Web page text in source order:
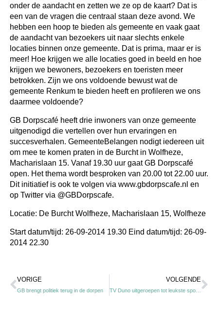
onder de aandacht en zetten we ze op de kaart? Dat is
een van de vragen die centraal staan deze avond. We
hebben een hoop te bieden als gemeente en vaak gaat
de aandacht van bezoekers uit naar slechts enkele
locaties binnen onze gemeente. Dat is prima, maar er is
meer! Hoe krijgen we alle locaties goed in beeld en hoe
krijgen we bewoners, bezoekers en toeristen meer
betrokken. Zijn we ons voldoende bewust wat de
gemeente Renkum te bieden heeft en profileren we ons
daarmee voldoende?
GB Dorpscafé heeft drie inwoners van onze gemeente
uitgenodigd die vertellen over hun ervaringen en
succesverhalen. GemeenteBelangen nodigt iedereen uit
om mee te komen praten in de Burcht in Wolfheze,
Macharislaan 15. Vanaf 19.30 uur gaat GB Dorpscafé
open. Het thema wordt besproken van 20.00 tot 22.00 uur.
Dit initiatief is ook te volgen via www.gbdorpscafe.nl en
op Twitter via @GBDorpscafe.
Locatie: De Burcht Wolfheze, Macharislaan 15, Wolfheze
Start datum/tijd: 26-09-2014 19.30 Eind datum/tijd: 26-09-
2014 22.30
Vorige
VORIGE
GB brengt politiek terug in de dorpen
VOLGENDE
TV Duno uitgeroepen tot leukste sportvereniging gemeente